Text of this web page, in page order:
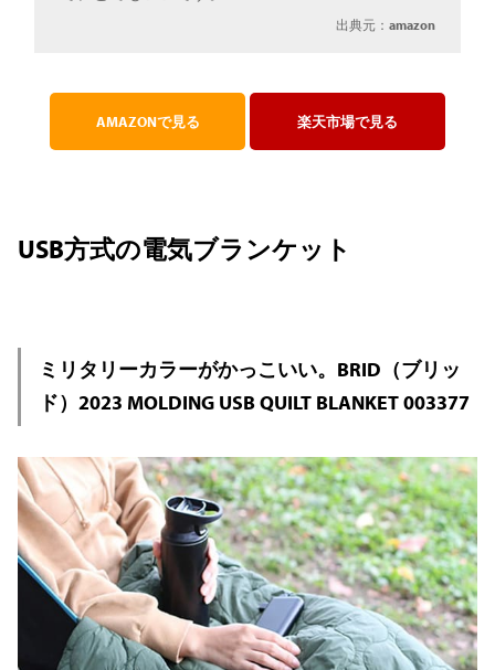
出典元：amazon
AMAZONで見る 楽天市場で見る
USB方式の電気ブランケット
ミリタリーカラーがかっこいい。BRID（ブリッ
ド）2023 MOLDING USB QUILT BLANKET 003377